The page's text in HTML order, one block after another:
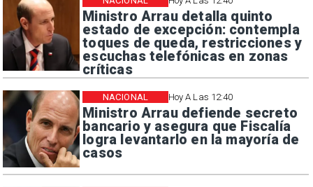
Ministro Arrau detalla quinto
estado de excepción: contempla
toques de queda, restricciones y
escuchas telefónicas en zonas
críticas
Hoy A Las 12:40
Ministro Arrau defiende secreto
bancario y asegura que Fiscalía
logra levantarlo en la mayoría de
casos
NACIONAL